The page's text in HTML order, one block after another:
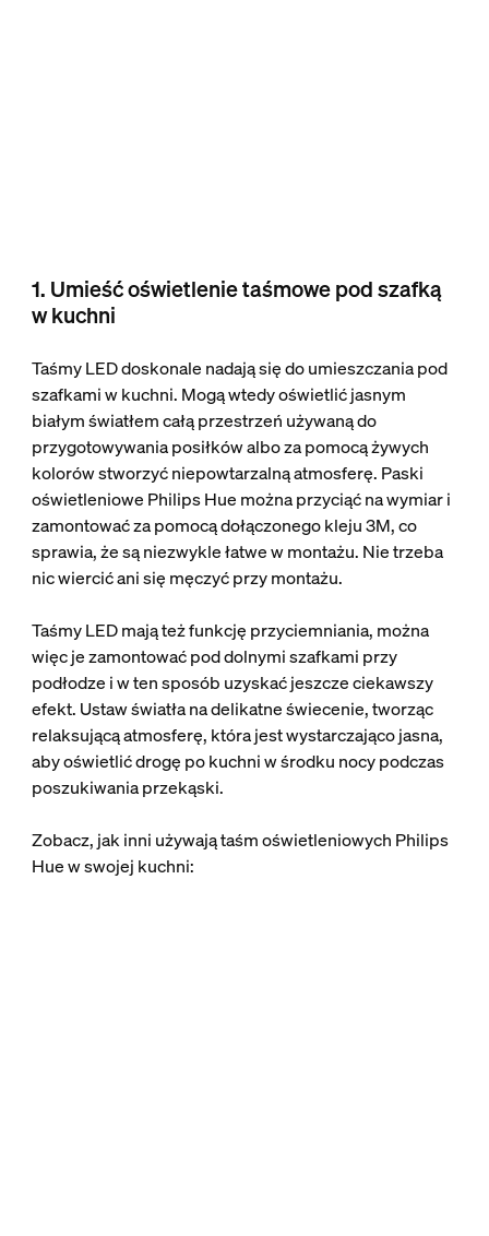
1. Umieść oświetlenie taśmowe pod szafką
w kuchni
Taśmy LED doskonale nadają się do umieszczania pod
szafkami w kuchni. Mogą wtedy oświetlić jasnym
białym światłem całą przestrzeń używaną do
przygotowywania posiłków albo za pomocą żywych
kolorów stworzyć niepowtarzalną atmosferę. Paski
oświetleniowe Philips Hue można przyciąć na wymiar i
zamontować za pomocą dołączonego kleju 3M, co
sprawia, że są niezwykle łatwe w montażu. Nie trzeba
nic wiercić ani się męczyć przy montażu.
Taśmy LED mają też funkcję przyciemniania, można
więc je zamontować pod dolnymi szafkami przy
podłodze i w ten sposób uzyskać jeszcze ciekawszy
efekt. Ustaw światła na delikatne świecenie, tworząc
relaksującą atmosferę, która jest wystarczająco jasna,
aby oświetlić drogę po kuchni w środku nocy podczas
poszukiwania przekąski.
Zobacz, jak inni używają taśm oświetleniowych Philips
Hue w swojej kuchni: